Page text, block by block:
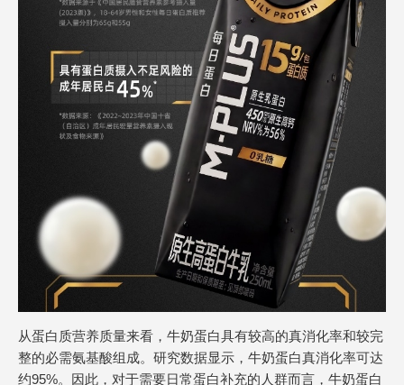
从蛋白质营养质量来看，牛奶蛋白具有较高的真消化率和较完
整的必需氨基酸组成。研究数据显示，牛奶蛋白真消化率可达
约95%。因此，对于需要日常蛋白补充的人群而言，牛奶蛋白